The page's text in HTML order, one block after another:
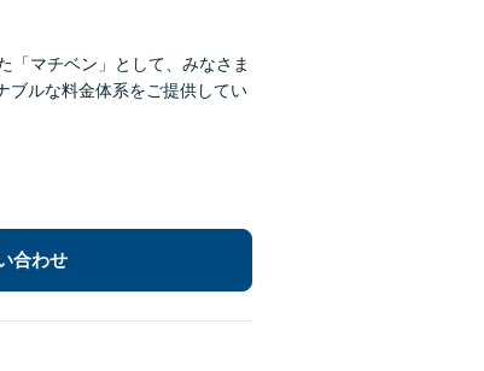
「マチベン」として、みなさま
ブルな料金体系をご提供してい
合わせ